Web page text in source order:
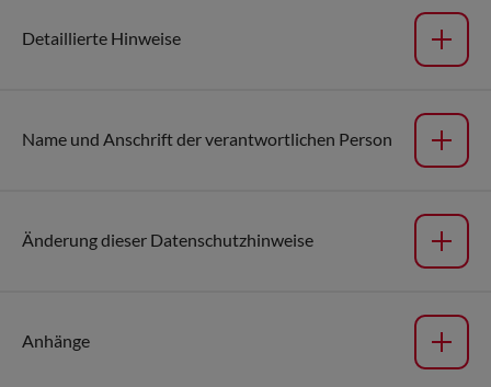
Detaillierte Hinweise
Name und Anschrift der verantwortlichen Person
Änderung dieser Datenschutzhinweise
Anhänge